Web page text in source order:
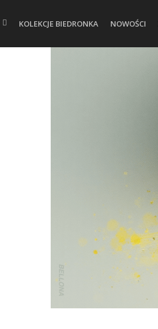
KOLEKCJE BIEDRONKA NOWOŚCI